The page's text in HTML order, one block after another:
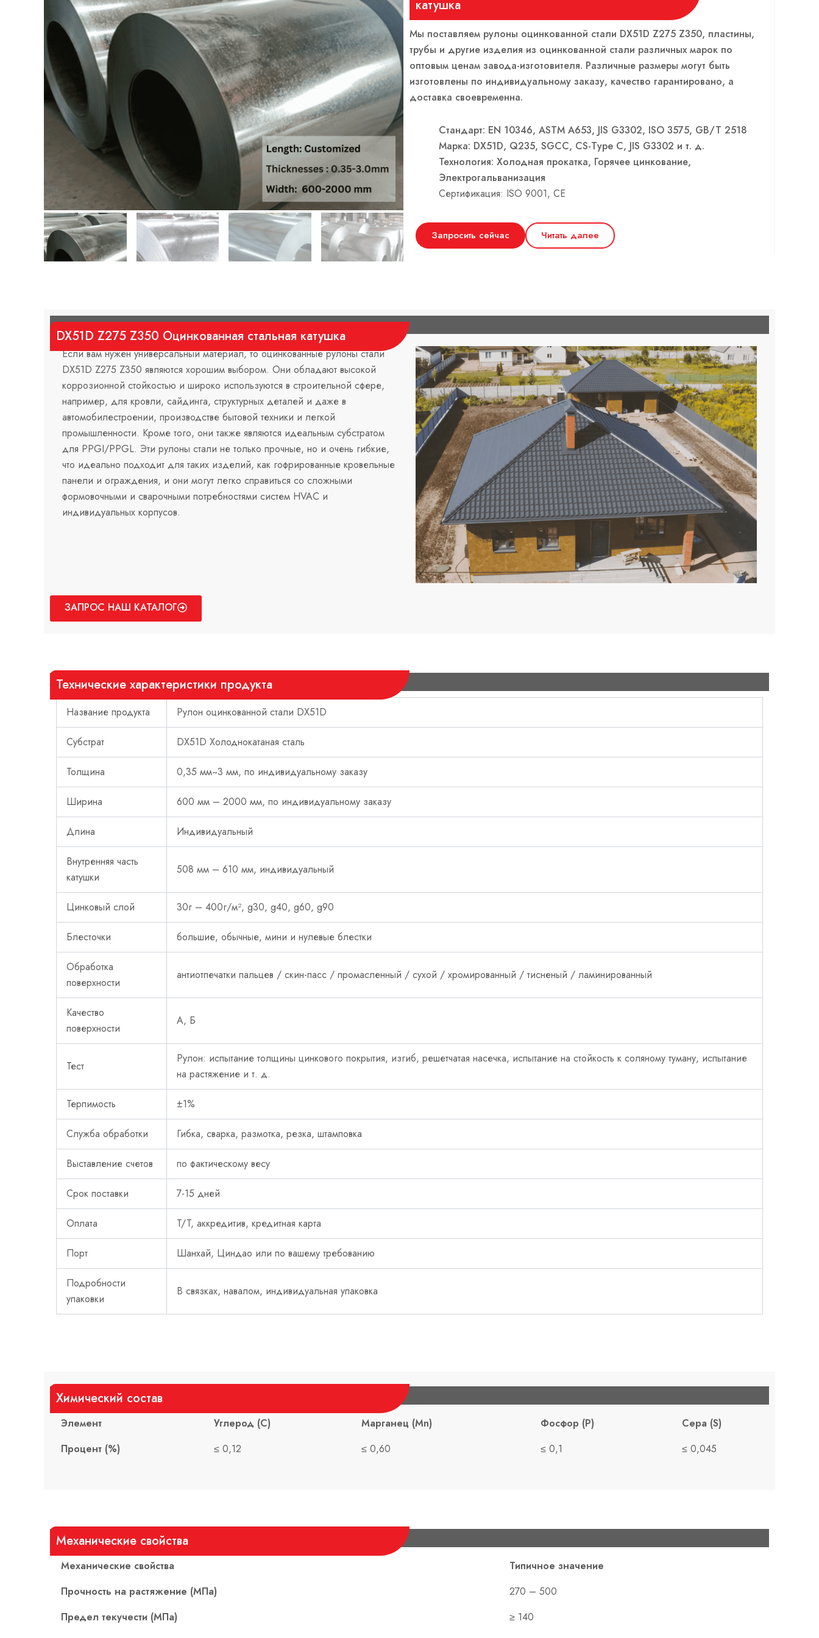
катушка
Мы поставляем рулоны оцинкованной стали DX51D Z275 Z350, пластины,
трубы и другие изделия из оцинкованной стали различных марок по
оптовым ценам завода-изготовителя. Различные размеры могут быть
изготовлены по индивидуальному заказу, качество гарантировано, а
доставка своевременна.
Стандарт: EN 10346, ASTM A653, JIS G3302, ISO 3575, GB/T 2518
Марка: DX51D, Q235, SGCC, CS-Type C, JIS G3302 и т. д.
Технология: Холодная прокатка, Горячее цинкование,
Электрогальванизация
Сертификация: ISO 9001, CE
Запросить сейчас Читать далее
DX51D Z275 Z350 Оцинкованная стальная катушка
Если вам нужен универсальный материал, то оцинкованные рулоны стали
DX51D Z275 Z350 являются хорошим выбором. Они обладают высокой
коррозионной стойкостью и широко используются в строительной сфере,
например, для кровли, сайдинга, структурных деталей и даже в
автомобилестроении, производстве бытовой техники и легкой
промышленности. Кроме того, они также являются идеальным субстратом
для PPGI/PPGL. Эти рулоны стали не только прочные, но и очень гибкие,
что идеально подходит для таких изделий, как гофрированные кровельные
панели и ограждения, и они могут легко справиться со сложными
формовочными и сварочными потребностями систем HVAC и
индивидуальных корпусов.
ЗАПРОС НАШ КАТАЛОГ
Технические характеристики продукта
Название продукта Рулон оцинкованной стали DX51D
Субстрат DX51D Холоднокатаная сталь
Толщина 0,35 мм~3 мм, по индивидуальному заказу
Ширина 600 мм – 2000 мм, по индивидуальному заказу
Длина Индивидуальный
Внутренняя часть
катушки
508 мм – 610 мм, индивидуальный
Цинковый слой 30г – 400г/м², g30, g40, g60, g90
Блесточки большие, обычные, мини и нулевые блестки
Обработка
поверхности
антиотпечатки пальцев / скин-пасс / промасленный / сухой / хромированный / тисненый / ламинированный
Качество
поверхности
А, Б
Тест
Рулон: испытание толщины цинкового покрытия, изгиб, решетчатая насечка, испытание на стойкость к соляному туману, испытание
на растяжение и т. д.
Терпимость ±1%
Служба обработки Гибка, сварка, размотка, резка, штамповка
Выставление счетов по фактическому весу
Срок поставки 7-15 дней
Оплата T/T, аккредитив, кредитная карта
Порт Шанхай, Циндао или по вашему требованию
Подробности
упаковки
В связках, навалом, индивидуальная упаковка
Химический состав
Элемент Углерод (С) Марганец (Mn) Фосфор (P)
Сера (S)
Процент (%)
≤ 0,12 ≤ 0,60 ≤ 0,1 ≤ 0,045
Механические свойства
Механические свойства
Типичное значение
Прочность на растяжение (МПа)
270 – 500
Предел текучести (МПа)
≥ 140